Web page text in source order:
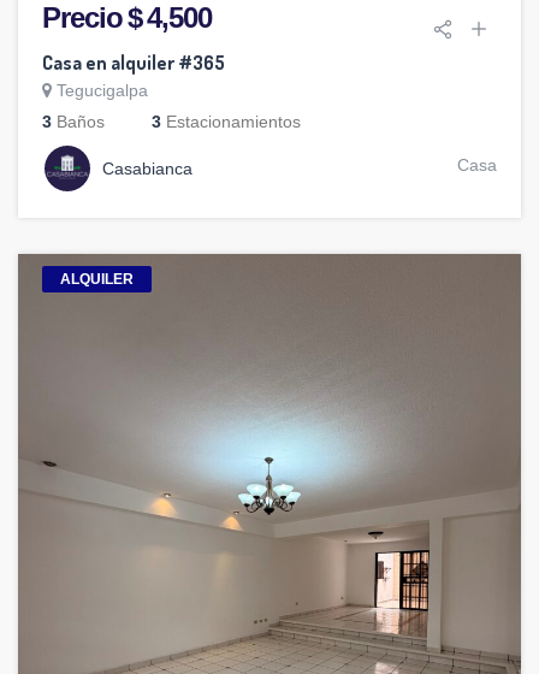
Precio $ 4,500
Casa en alquiler #365
Tegucigalpa
3 Baños 3 Estacionamientos
Casabianca Casa
ALQUILER